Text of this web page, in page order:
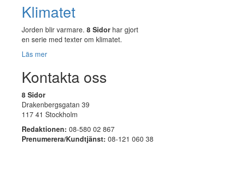
Klimatet
Jorden blir varmare. 8 Sidorhar gjort
en serie med texter om klimatet.
Läs mer
Kontakta oss
8 Sidor
Drakenbergsgatan 39
117 41 Stockholm
Redaktionen: 08-580 02 867
Prenumerera/Kundtjänst: 08-121 060 38